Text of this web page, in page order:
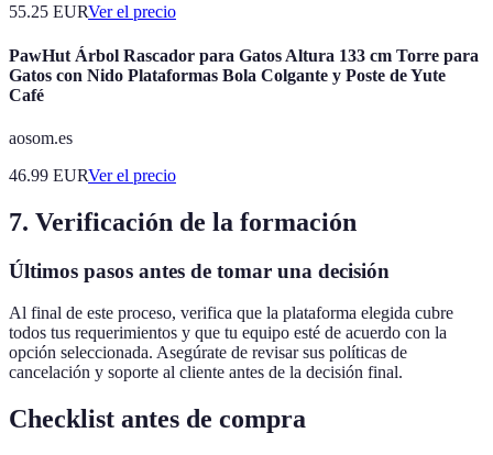
55.25 EURVer el precio
PawHut Árbol Rascador para Gatos Altura 133 cm Torre para
Gatos con Nido Plataformas Bola Colgante y Poste de Yute
Café
aosom.es
46.99 EURVer el precio
7. Verificación de la formación
Últimos pasos antes de tomar una decisión
Al final de este proceso, verifica que la plataforma elegida cubre
todos tus requerimientos y que tu equipo esté de acuerdo con la
opción seleccionada. Asegúrate de revisar sus políticas de
cancelación y soporte al cliente antes de la decisión final.
Checklist antes de compra